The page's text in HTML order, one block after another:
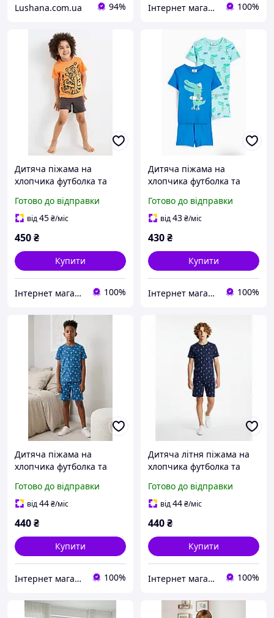
Lushana.com.ua 94% Інтернет магазин "Дітки" 100%
Дитяча піжама на
хлопчика футболка та
Готово до відправки
від45₴/міс
450₴
Купити
Інтернет магазин "Дітки" 100%
Дитяча піжама на
хлопчика футболка та
Готово до відправки
від43₴/міс
430₴
Купити
Інтернет магазин "Дітки" 100%
Дитяча піжама на
хлопчика футболка та
см (8-10Y)
Готово до відправки
від44₴/міс
440₴
Купити
Інтернет магазин "Дітки" 100%
Дитяча літня піжама на
хлопчика футболка та
Готово до відправки
від44₴/міс
440₴
Купити
Інтернет магазин "Дітки" 100%